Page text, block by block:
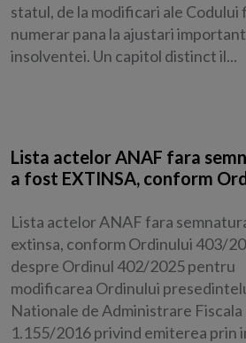
statul, de la modificari ale Codului
numerar pana la ajustari
insolventei. Un capitol distinct il...
Lista actelor ANAF fara
a fost EXTINSA, conform
Lista actelor ANAF fara
extinsa, conform Ordinului 403/
despre Ordinul 402/2025 pentru
modificarea Ordinului
Nationale de Administrare Fiscala
1.155/2016 privind emiterea prin